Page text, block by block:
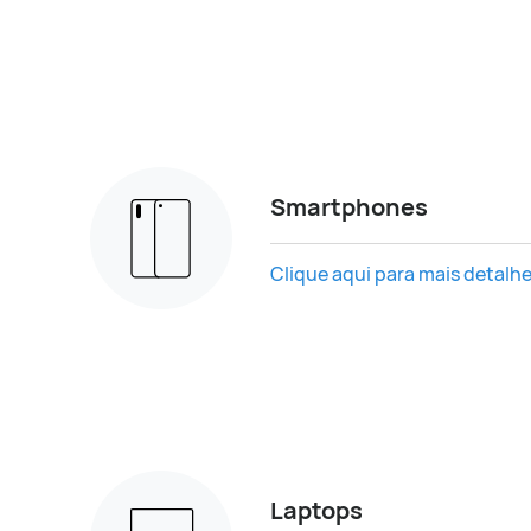
Smartphones
Clique aqui para mais
Laptops